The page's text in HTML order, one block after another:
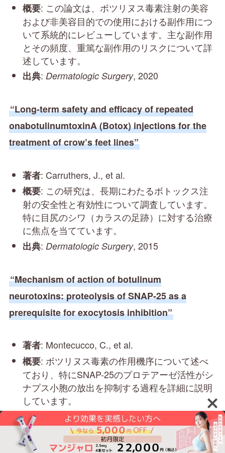
概要: この論文は、ボツリヌス毒素注射の美容
および非美容目的での使用における副作用につ
いて系統的にレビューしています。主な副作用
とその頻度、重篤な副作用のリスクについて詳
述しています。
出典: Dermatologic Surgery, 2020
“Long-term safety and efficacy of repeated
onabotulinumtoxinA (Botox) injections for the
treatment of crow’s feet lines”
著者: Carruthers, J., et al.
概要: この研究は、長期にわたるボトックス注
射の安全性と有効性について調査しています。
特に目尻のシワ（カラスの足跡）に対する治療
に焦点を当てています。
出典: Dermatologic Surgery, 2015
“Mechanism of action of botulinum
neurotoxins: proteolysis of SNAP-25 as a
prerequisite for exocytosis inhibition”
著者: Montecucco, C., et al.
概要: ボツリヌス毒素の作用機序について述べ
ており、特にSNAP-25のプロテアーゼ活性がシ
ナプス小胞の放出を抑制する過程を詳細に説明
しています。
出典
Physiological Reviews, 2005
“Botulinum toxin type A in the treatment of